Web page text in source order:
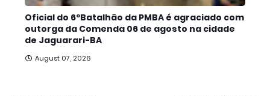
Oficial do 6ºBatalhão da PMBA é agraciado com
outorga da Comenda 06 de agosto na cidade
de Jaguarari-BA
August 07, 2026